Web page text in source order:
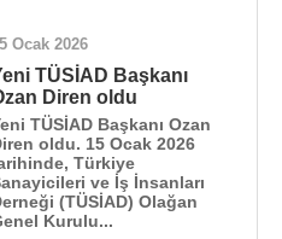
girerek halka açık ilk
Eczacıbaşı, 1969'da
A.Ş.'de yönetim kurulu
arasında yer alan
beri Uluslararası
İstanbul Kültür ve
Ocak 2026
TÜSİAD Başkanı
Diren oldu
TÜSİAD Başkanı Ozan
oldu. 15 Ocak 2026
Türkiye
ve İş İnsanları
(TÜSİAD) Olağan
Kurulu...